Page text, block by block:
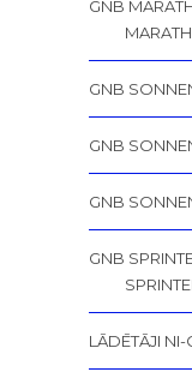
GNB
GNB
GNB
GNB
GNB
LĀDĒTĀJI NI-